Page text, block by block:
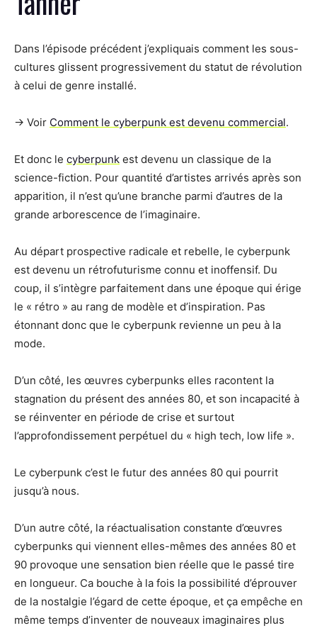
Dans l’épisode précédent j’expliquais comment les sous-
cultures glissent progressivement du statut de révolution
à celui de genre installé.
→ Voir Comment le cyberpunk est devenu commercial.
Et donc le cyberpunk est devenu un classique de la
science-fiction. Pour quantité d’artistes arrivés après son
apparition, il n’est qu’une branche parmi d’autres de la
grande arborescence de l’imaginaire.
Au départ prospective radicale et rebelle, le cyberpunk
est devenu un rétrofuturisme connu et inoffensif. Du
coup, il s’intègre parfaitement dans une époque qui érige
le « rétro » au rang de modèle et d’inspiration. Pas
étonnant donc que le cyberpunk revienne un peu à la
mode.
D’un côté, les œuvres cyberpunks elles racontent la
stagnation du présent des années 80, et son incapacité à
se réinventer en période de crise et surtout
l’approfondissement perpétuel du « high tech, low life ».
Le cyberpunk c’est le futur des années 80 qui pourrit
jusqu’à nous.
D’un autre côté, la réactualisation constante d’œuvres
cyberpunks qui viennent elles-mêmes des années 80 et
90 provoque une sensation bien réelle que le passé tire
en longueur. Ca bouche à la fois la possibilité d’éprouver
de la nostalgie l’égard de cette époque, et ça empêche en
même temps d’inventer de nouveaux imaginaires plus